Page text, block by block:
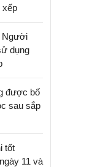
xếp
Người
dụng
được bố
sau sắp
tốt
11 và